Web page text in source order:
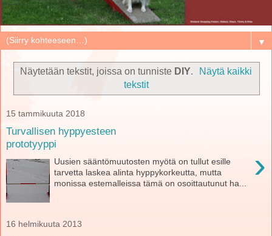
▼
Näytetään tekstit, joissa on tunniste DIY.
Näytä kaikki
tekstit
15 tammikuuta 2018
Turvallisen hyppyesteen
prototyyppi
›
Uusien sääntömuutosten myötä on tullut esille
tarvetta laskea alinta hyppykorkeutta, mutta
monissa estemalleissa tämä on osoittautunut ha...
16 helmikuuta 2013